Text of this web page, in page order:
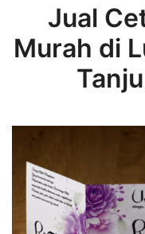
Jual
Murah di